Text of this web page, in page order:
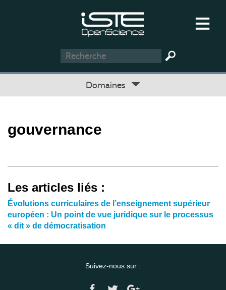
Domaines
gouvernance
Les articles liés :
Évolutions curriculaires de l’enseignement supérieur
européen : Un point de vue juridique sur le processus
« dit » de démocratisation
Suivez-nous sur :